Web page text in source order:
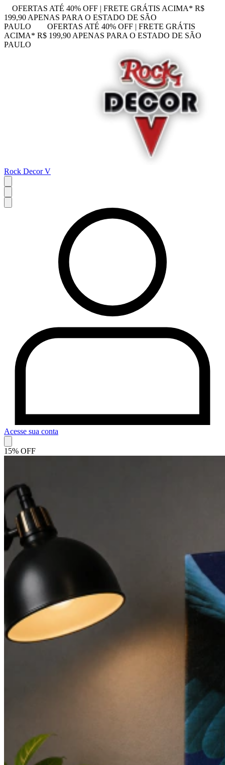
OFERTAS ATÉ 40% OFF | FRETE GRÁTIS ACIMA* R$
199,90 APENAS PARA O ESTADO DE SÃO
PAULO
OFERTAS ATÉ 40% OFF | FRETE GRÁTIS
ACIMA* R$ 199,90 APENAS PARA O ESTADO DE SÃO
PAULO
Rock Decor V
Acesse sua conta
15% OFF